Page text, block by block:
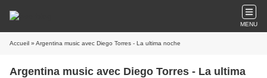
MENU
Accueil » Argentina music avec Diego Torres - La ultima noche
Argentina music avec Diego Torres - La ultima